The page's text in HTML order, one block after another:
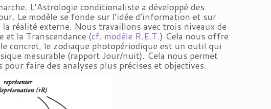
L’Astrologie conditionaliste a développé des
Le modèle se fonde sur l’idée d’information et sur
réalité externe. Nous travaillons avec trois niveaux de
et la Transcendance (cf. modèle R.E.T.) Cela nous offre
concret, le zodiaque photopériodique est un outil qui
mesurable (rapport Jour/nuit). Cela nous permet
faire des analyses plus précises et objectives.